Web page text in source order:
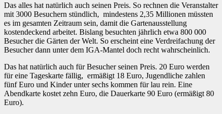
Das alles hat natürlich auch seinen Preis. So rechnen die Veranstalter
mit 3000 Besuchern stündlich, mindestens 2,35 Millionen müssten
es im gesamten Zeitraum sein, damit die Gartenausstellung
kostendeckend arbeitet. Bislang besuchten jährlich etwa 800 000
Besucher die Gärten der Welt. So erscheint eine Verdreifachung der
Besucher dann unter dem IGA-Mantel doch recht wahrscheinlich.
Das hat natürlich auch für Besucher seinen Preis. 20 Euro werden
für eine Tageskarte fällig, ermäßigt 18 Euro, Jugendliche zahlen
fünf Euro und Kinder unter sechs kommen für lau rein. Eine
Abendkarte kostet zehn Euro, die Dauerkarte 90 Euro (ermäßigt 80
Euro).